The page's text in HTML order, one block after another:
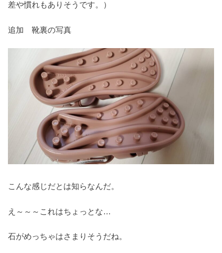
差や慣れもありそうです。）
追加 靴裏の写真
こんな感じだとは知らなんだ。
え～～～これはちょっとな…
石がめっちゃはさまりそうだね。